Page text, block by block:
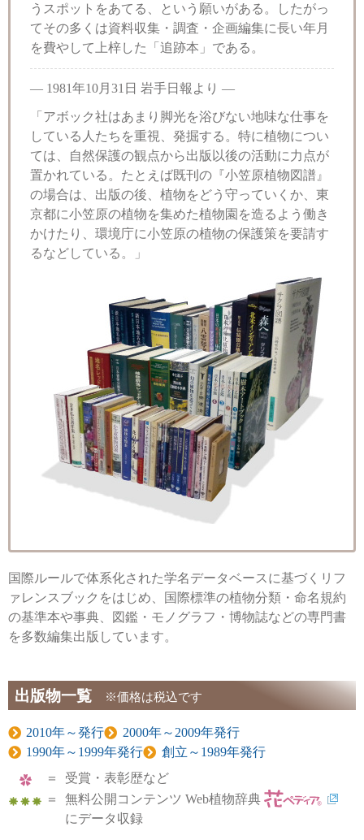
うスポットをあてる、という願いがある。したがっ
てその多くは資料収集・調査・企画編集に長い年月
を費やして上梓した「追跡本」である。
― 1981年10月31日 岩手日報より ―
「アボック社はあまり脚光を浴びない地味な仕事を
している人たちを重視、発掘する。特に植物につい
ては、自然保護の観点から出版以後の活動に力点が
置かれている。たとえば既刊の『小笠原植物図譜』
の場合は、出版の後、植物をどう守っていくか、東
京都に小笠原の植物を集めた植物園を造るよう働き
かけたり、環境庁に小笠原の植物の保護策を要請す
るなどしている。」
国際ルールで体系化された学名データベースに基づくリフ
ァレンスブックをはじめ、国際標準の植物分類・命名規約
の基準本や事典、図鑑・モノグラフ・博物誌などの専門書
を多数編集出版しています。
出版物一覧 ※価格は税込です
2010年～発行
2000年～2009年発行
1990年～1999年発行
創立～1989年発行
＝
受賞・表彰歴など
＝
無料公開コンテンツ Web植物辞典
にデータ収録